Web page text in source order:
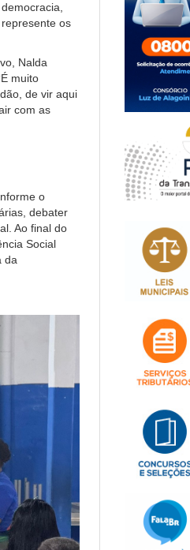
os
Nalda
muito
de vir aqui
com as
o
debater
Ao final do
Social
da